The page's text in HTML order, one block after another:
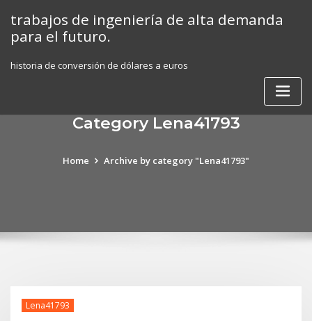
content
trabajos de ingeniería de alta demanda
para el futuro.
historia de conversión de dólares a euros
Category Lena41793
Home Archive by category "Lena41793"
Lena41793